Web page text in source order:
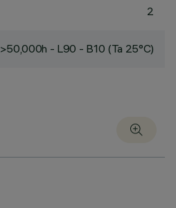
2
>50,000h - L90 - B10 (Ta 25°C)